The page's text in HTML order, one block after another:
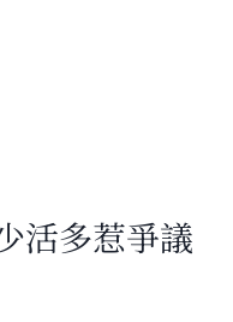
活多惹爭議